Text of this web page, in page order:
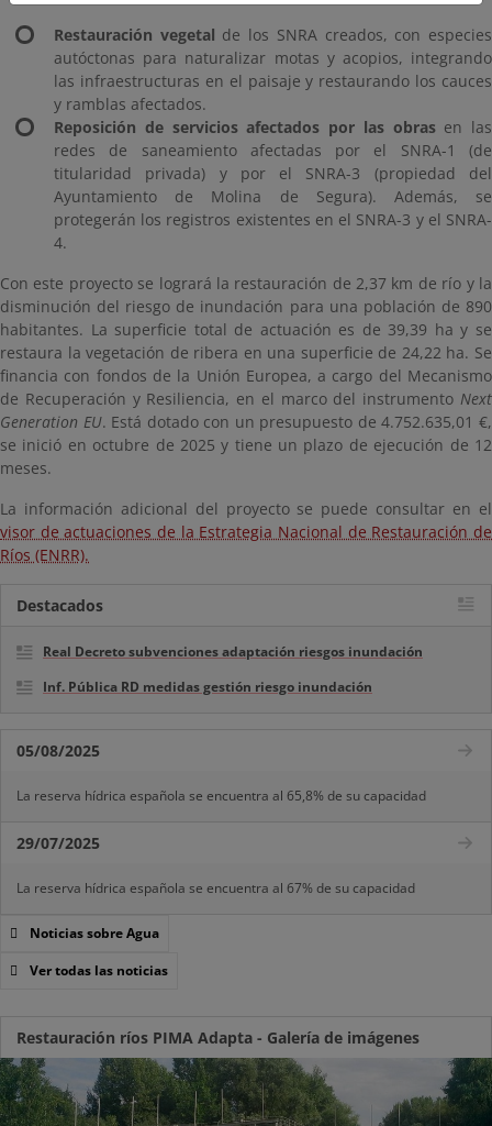
Restauración vegetal de los SNRA creados, con especies
autóctonas para naturalizar motas y acopios, integrando
las infraestructuras en el paisaje y restaurando los cauces
y ramblas afectados.
Reposición de servicios afectados por las obras en las
redes de saneamiento afectadas por el SNRA-1 (de
titularidad privada) y por el SNRA-3 (propiedad del
Ayuntamiento de Molina de Segura). Además, se
protegerán los registros existentes en el SNRA-3 y el SNRA-
4.
Con este proyecto se logrará la restauración de 2,37 km de río y la
disminución del riesgo de inundación para una población de 890
habitantes. La superficie total de actuación es de 39,39 ha y se
restaura la vegetación de ribera en una superficie de 24,22 ha. Se
financia con fondos de la Unión Europea, a cargo del Mecanismo
de Recuperación y Resiliencia, en el marco del instrumento Next
Generation EU. Está dotado con un presupuesto de 4.752.635,01 €,
se inició en octubre de 2025 y tiene un plazo de ejecución de 12
meses.
La información adicional del proyecto se puede consultar en el
visor de actuaciones de la Estrategia Nacional de Restauración de
Ríos (ENRR).
Destacados
Real Decreto subvenciones adaptación riesgos inundación
Inf. Pública RD medidas gestión riesgo inundación
05/08/2025
La reserva hídrica española se encuentra al 65,8% de su capacidad
29/07/2025
La reserva hídrica española se encuentra al 67% de su capacidad
Noticias sobre Agua
Ver todas las noticias
Restauración ríos PIMA Adapta - Galería de imágenes